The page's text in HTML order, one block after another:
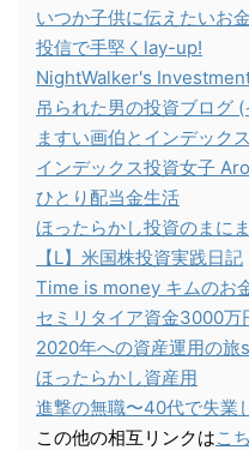
いつか子供に伝えたいお
投信で手堅くlay-up!
NightWalker's
吊られた男の投資ブログ
ますい画伯とインデック
インデックス投資女子
ひとり配当金生活
ほったらかし投資のまに
【L】米国株投資実践日記
Time is money キムのお
セミリタイア資金3000万
2020年への資産運用の旅
ほったらかし資産用
進撃の無職〜40代で失業
この他の相互リンクはこ